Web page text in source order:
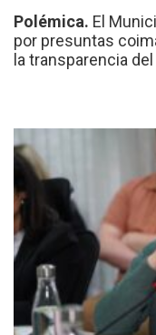
Polémica. El
por presuntas
la transparencia del